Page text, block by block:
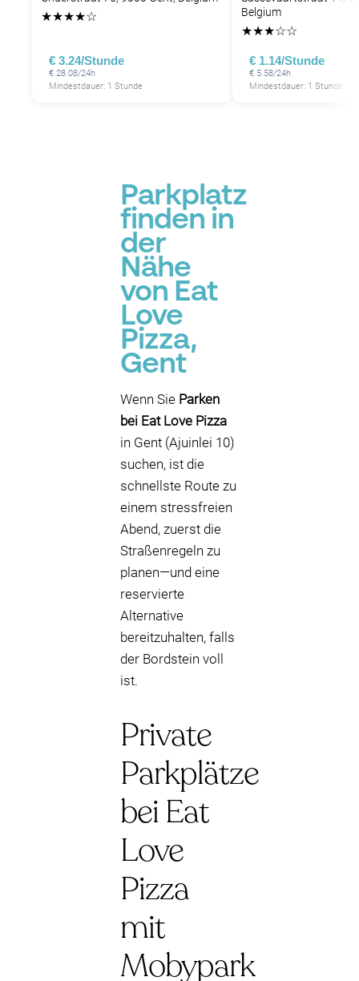
★★★★☆
€ 3.24/Stunde
€ 28.08/24h
Mindestdauer: 1 Stunde
Belgium
★★★☆☆
€ 1.14/Stunde
€ 5.58/24h
Mindestdauer: 1 Stunde
Parkplatz
finden in
der
Nähe
von Eat
Love
Pizza,
Gent
Wenn Sie Parken
bei Eat Love Pizza
in Gent (Ajuinlei 10)
suchen, ist die
schnellste Route zu
einem stressfreien
Abend, zuerst die
Straßenregeln zu
planen—und eine
reservierte
Alternative
bereitzuhalten, falls
der Bordstein voll
ist.
Private
Parkplätze
bei Eat
Love
Pizza
mit
Mobypark